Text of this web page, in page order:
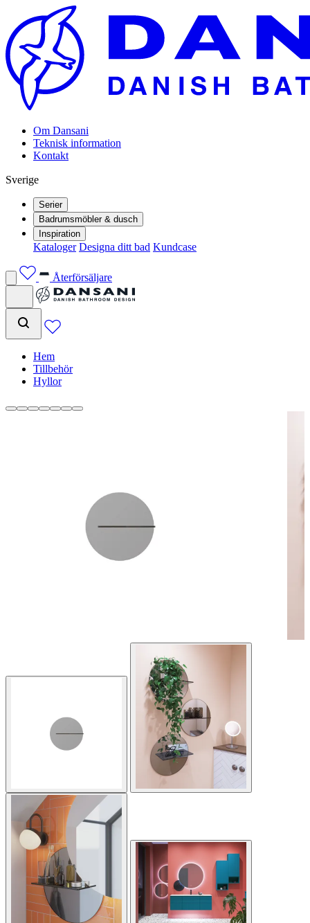
Om Dansani
Teknisk information
Kontakt
Sverige
Serier
Badrumsmöbler & dusch
Inspiration
Kataloger Designa ditt bad Kundcase
Återförsäljare
Hem
Tillbehör
Hyllor